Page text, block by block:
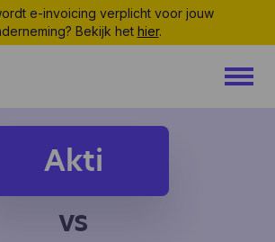
e-invoicing verplicht voor jouw
Bekijk het hier.
Akti
vs